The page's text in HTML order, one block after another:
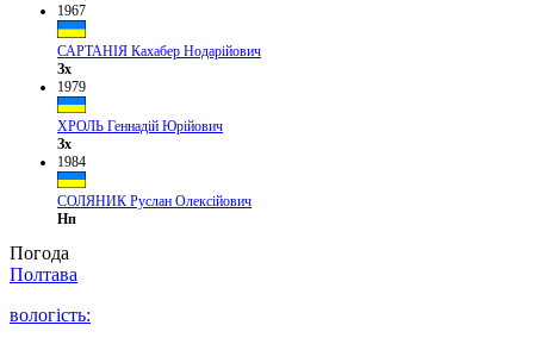
1967
САРТАНІЯ Кахабер Нодарійович
Зх
1979
ХРОЛЬ Геннадій Юрійович
Зх
1984
СОЛЯНИК Руслан Олексійович
Нп
Погода
Полтава
вологість: